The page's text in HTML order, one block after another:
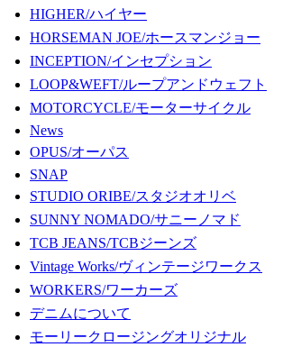
HIGHER/ハイヤー
HORSEMAN JOE/ホースマンジョー
INCEPTION/インセプション
LOOP&WEFT/ループアンドウェフト
MOTORCYCLE/モーターサイクル
News
OPUS/オーパス
SNAP
STUDIO ORIBE/スタジオオリベ
SUNNY NOMADO/サニーノマド
TCB JEANS/TCBジーンズ
Vintage Works/ヴィンテージワークス
WORKERS/ワーカーズ
デニムについて
モーリークロージングオリジナル